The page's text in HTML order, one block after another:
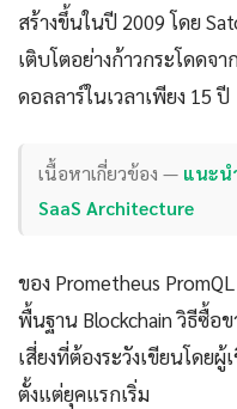
สร้างขึ้นในปี 2009 โดย
เติบโตอย่างก้าวกระโดดจ
ดอลลาร์ในเวลาเพียง 15 ปี
เนื้อหาเกี่ยวข้อง — แนะน
SaaS Architecture
ของ Prometheus
พื้นฐาน Blockchain วิธีซื้อ
เสี่ยงที่ต้องระวังเขียนโดย
ตั้งแต่ยุคแรกเริ่ม